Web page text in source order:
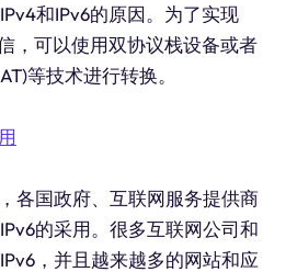
和IPv6的原因。为了实现
，可以使用双协议栈设备或者
等技术进行转换。
各国政府、互联网服务提供商
的采用。很多互联网公司和
，并且越来越多的网站和应